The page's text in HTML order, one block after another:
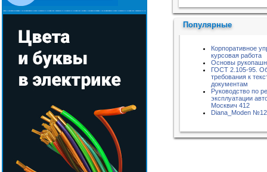
Популярные
Корпоративное
курсовая работа
Основы
ГОСТ 2.105-95.
требования к
документам
Руководство по
эксплуатации
Москвич 412
Diana_Moden